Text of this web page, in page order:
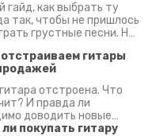
гайд, как выбрать ту
так, чтобы не пришлось
грустные песни. На
гитары
отстроена. Что
И правда ли
доводить новые
Если кратко - да.
покупать гитару